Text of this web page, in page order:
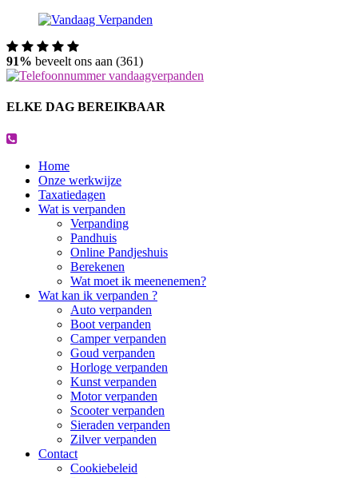
91% beveelt ons aan (361)
ELKE DAG BEREIKBAAR
Home
Onze werkwijze
Taxatiedagen
Wat is verpanden
Verpanding
Pandhuis
Online Pandjeshuis
Berekenen
Wat moet ik meenenemen?
Wat kan ik verpanden ?
Auto verpanden
Boot verpanden
Camper verpanden
Goud verpanden
Horloge verpanden
Kunst verpanden
Motor verpanden
Scooter verpanden
Sieraden verpanden
Zilver verpanden
Contact
Cookiebeleid